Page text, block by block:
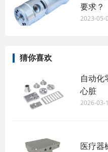
要求？
2023-05-
猜你喜欢
自动化
心脏
2026-03-
医疗器